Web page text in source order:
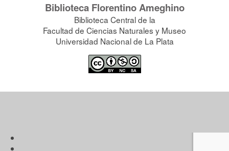
Biblioteca Florentino Ameghino
Biblioteca Central de la
Facultad de Ciencias Naturales y Museo
Universidad Nacional de La Plata